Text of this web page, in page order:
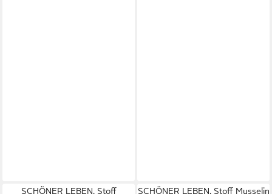
SCHÖNER LEBEN. Stoff SCHÖNER LEBEN. Stoff Musselin